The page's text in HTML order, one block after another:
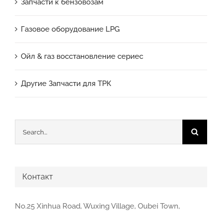
Запчасти к бензовозам
Газовое оборудование LPG
Ойл & газ восстановление сериес
Другие Запчасти для ТРК
for:
Контакт
No.25 Xinhua Road, Wuxing Village, Oubei Town,